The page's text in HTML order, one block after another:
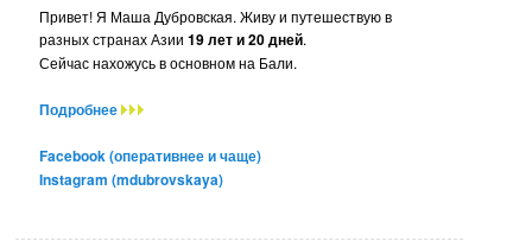
Привет! Я Маша Дубровская. Живу и путешествую в
разных странах Азии19 лет и 20 дней.
Сейчас нахожусь в основном на Бали.
Подробнее
Facebook (оперативнее и чаще)
Instagram (mdubrovskaya)